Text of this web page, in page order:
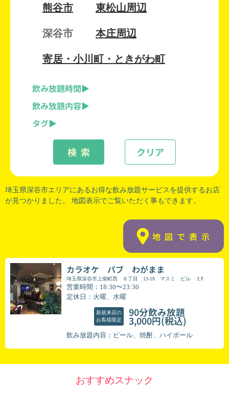
熊谷市 東松山周辺
深谷市 本庄周辺
寄居・小川町・ときがわ町
飲み放題時間
飲み放題内容
タグ
クリア
検 索
埼玉県深谷市エリアにあるお得な飲み放題サービスを提供するお店
が見つかりました。 地図表示でご覧いただく事もできます。
地図で表示
カラオケ パブ わがまま
埼玉県深谷市上柴町西 ６丁目 13-18 マスミ ビル １F
営業時間：18:30〜23:30
定休日：火曜、水曜
新規来店の
お客様限定
90分飲み放題
3,000円(税込)
飲み放題内容：ビール、焼酎、ハイボール
おすすめスナック